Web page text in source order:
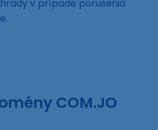
v prípade porušenia
COM.JO